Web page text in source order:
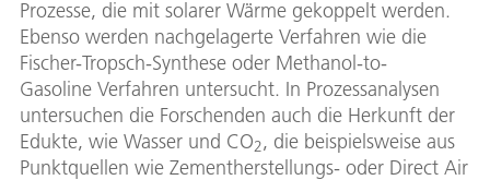
Prozesse, die mit solarer Wärme gekoppelt werden.
Ebenso werden nachgelagerte Verfahren wie die
Fischer-Tropsch-Synthese oder Methanol-to-
Gasoline Verfahren untersucht. In Prozessanalysen
untersuchen die Forschenden auch die Herkunft der
Edukte, wie Wasser und CO2, die beispielsweise aus
Punktquellen wie Zementherstellungs- oder Direct Air